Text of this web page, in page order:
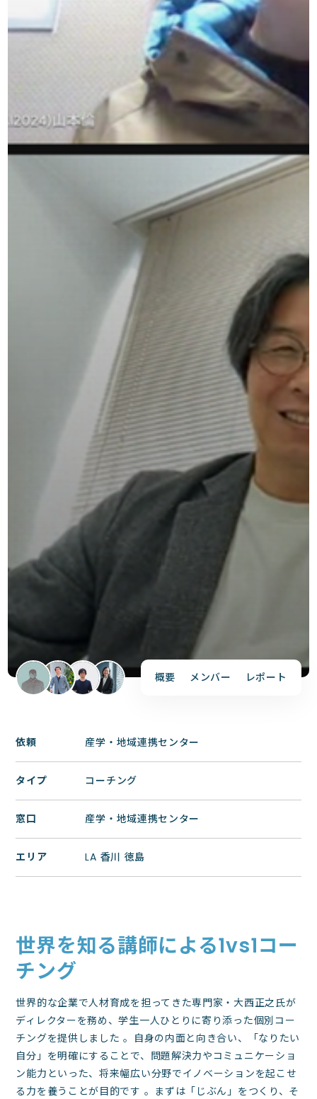
概要 メンバー レポート
依頼 産学・地域連携センター
タイプ コーチング
窓口 産学・地域連携センター
エリア LA 香川 徳島
世界を知る講師による1vs1コー
チング
世界的な企業で人材育成を担ってきた専門家・大西正之氏が
ディレクターを務め、学生一人ひとりに寄り添った個別コー
チングを提供しました 。自身の内面と向き合い、「なりたい
自分」を明確にすることで、問題解決力やコミュニケーショ
ン能力といった、将来幅広い分野でイノベーションを起こせ
る力を養うことが目的です 。まずは「じぶん」をつくり、そ